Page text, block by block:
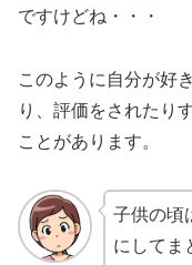
ですけどね・・・
このように自分が好
り、評価をされたり
ことがあります。
子供の頃
にしてま